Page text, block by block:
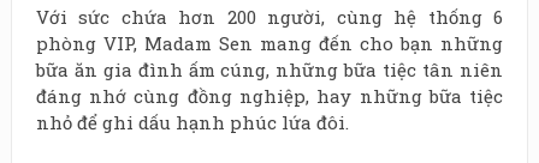
Với sức chứa hơn 200 người, cùng hệ thống 6
phòng VIP, Madam Sen mang đến cho bạn những
bữa ăn gia đình ấm cúng, những bữa tiệc tân niên
đáng nhớ cùng đồng nghiệp, hay những bữa tiệc
nhỏ để ghi dấu hạnh phúc lứa đôi.